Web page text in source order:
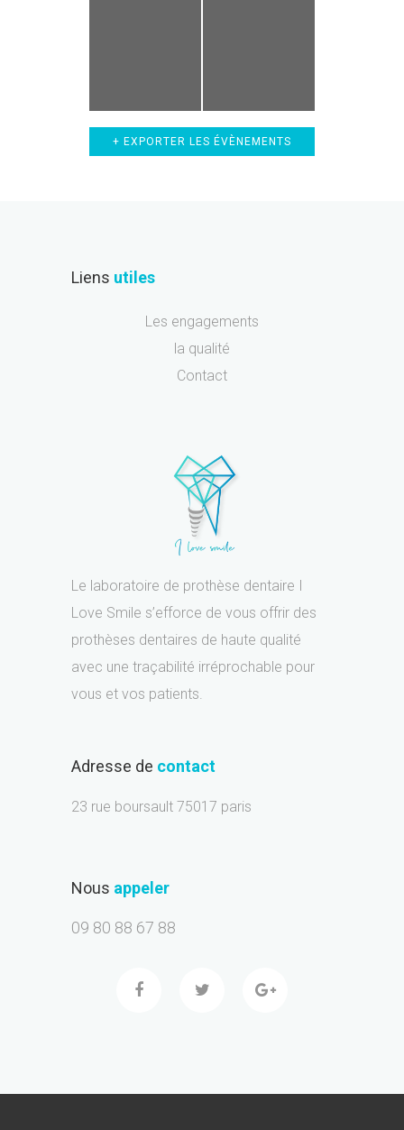
+ EXPORTER LES ÉVÈNEMENTS
Liens utiles
Les engagements
la qualité
Contact
Le laboratoire de prothèse dentaire I
Love Smile s’efforce de vous offrir des
prothèses dentaires de haute qualité
avec une traçabilité irréprochable pour
vous et vos patients.
Adresse de contact
23 rue boursault 75017 paris
Nous appeler
09 80 88 67 88